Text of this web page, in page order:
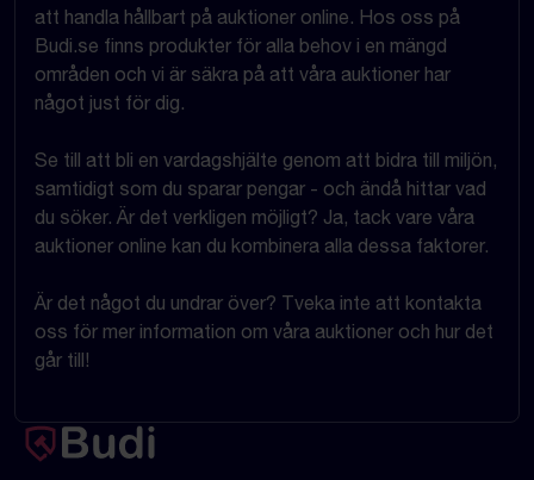
att handla hållbart på auktioner online. Hos oss på
Budi.se finns produkter för alla behov i en mängd
områden och vi är säkra på att våra auktioner har
något just för dig.
Se till att bli en vardagshjälte genom att bidra till miljön,
samtidigt som du sparar pengar - och ändå hittar vad
du söker. Är det verkligen möjligt? Ja, tack vare våra
auktioner online kan du kombinera alla dessa faktorer.
Är det något du undrar över? Tveka inte att kontakta
oss för mer information om våra auktioner och hur det
går till!